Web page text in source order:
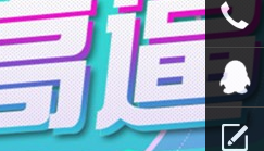
010-
QQ客服